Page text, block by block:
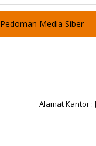
Pedoman Media Siber
Alamat Kantor :